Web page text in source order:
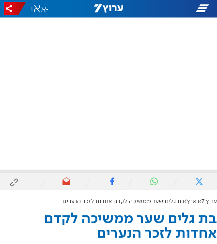
-
+
ערוץ 7 בארץ בת גלים שער ממשיכה לקדם אחדות לזכר הנערים
בת גלים שער ממשיכה לקדם
אחדות לזכר הנערים